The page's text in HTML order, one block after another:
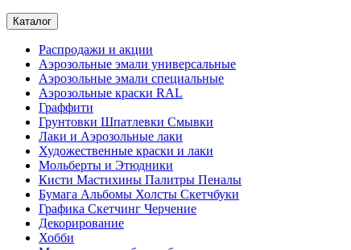
Каталог
Распродажи и акции
Аэрозольные эмали универсальные
Аэрозольные эмали специальные
Аэрозольные краски RAL
Граффити
Грунтовки Шпатлевки Смывки
Лаки и Аэрозольные лаки
Художественные краски и лаки
Мольберты и Этюдники
Кисти Мастихины Палитры Пеналы
Бумага Альбомы Холсты Скетчбуки
Графика Скетчинг Черчение
Декорирование
Хобби